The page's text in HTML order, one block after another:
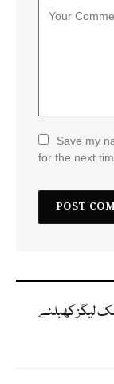
Save my
for the next
لیگز کھیلنے